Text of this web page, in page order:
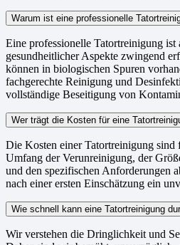
Warum ist eine professionelle
Eine professionelle Tatortreinigung
gesundheitlicher Aspekte zwingend
können in biologischen Spuren
fachgerechte Reinigung und
vollständige Beseitigung von
Wer trägt die Kosten für eine
Die Kosten einer Tatortreinigung sind
Umfang der Verunreinigung, der
und den spezifischen Anforderungen
nach einer ersten Einschätzung ein
Wie schnell kann eine Tatortreinigung
Wir verstehen die Dringlichkeit und